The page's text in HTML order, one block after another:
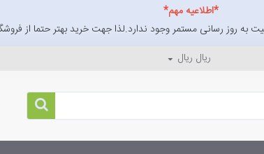
*اطلاعیه مهم*
به روز رسانی مستمر وجود ندارد.لذا جهت خرید بهتر حتما از
ریال ریال